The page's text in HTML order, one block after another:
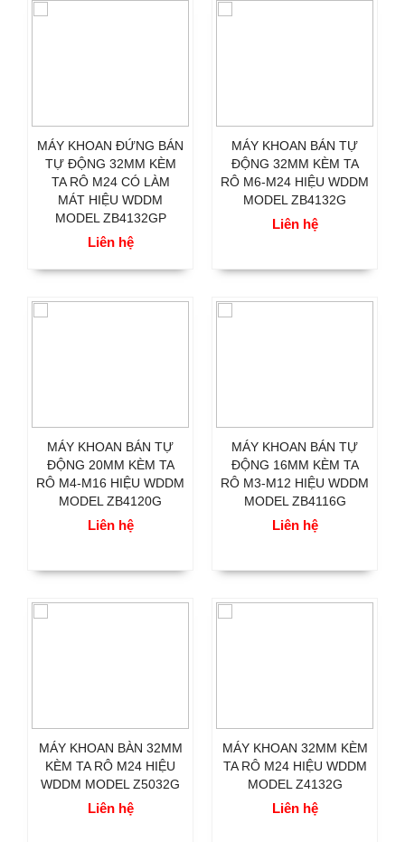
MÁY KHOAN ĐỨNG BÁN
TỰ ĐỘNG 32MM KÈM
TA RÔ M24 CÓ LÀM
MÁT HIỆU WDDM
MODEL ZB4132GP
Liên hệ
MÁY KHOAN BÁN TỰ
ĐỘNG 32MM KÈM TA
RÔ M6-M24 HIỆU WDDM
MODEL ZB4132G
Liên hệ
MÁY KHOAN BÁN TỰ
ĐỘNG 20MM KÈM TA
RÔ M4-M16 HIỆU WDDM
MODEL ZB4120G
Liên hệ
MÁY KHOAN BÁN TỰ
ĐỘNG 16MM KÈM TA
RÔ M3-M12 HIỆU WDDM
MODEL ZB4116G
Liên hệ
MÁY KHOAN BÀN 32MM
KÈM TA RÔ M24 HIỆU
WDDM MODEL Z5032G
Liên hệ
MÁY KHOAN 32MM KÈM
TA RÔ M24 HIỆU WDDM
MODEL Z4132G
Liên hệ